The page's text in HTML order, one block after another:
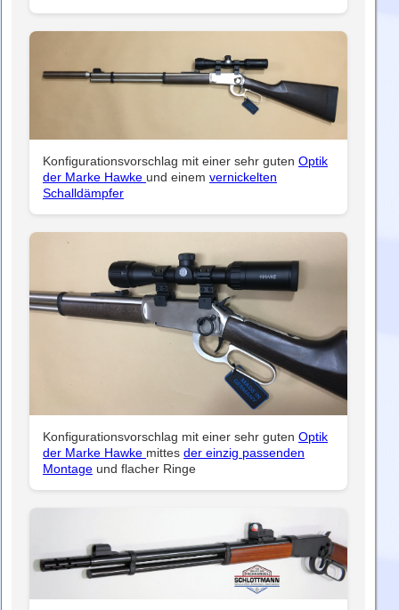
Konfigurationsvorschlag mit einer sehr guten Optik
der Marke Hawke und einem vernickelten
Schalldämpfer
Konfigurationsvorschlag mit einer sehr guten Optik
der Marke Hawke mittes der einzig passenden
Montage und flacher Ringe